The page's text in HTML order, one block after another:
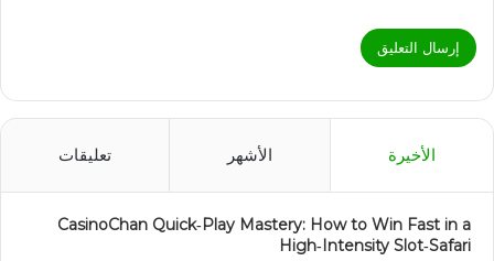
الأخيرة الأشهر تعليقات
CasinoChan Quick‑Play Mastery: How to Win Fast in a
High‑Intensity Slot‑Safari